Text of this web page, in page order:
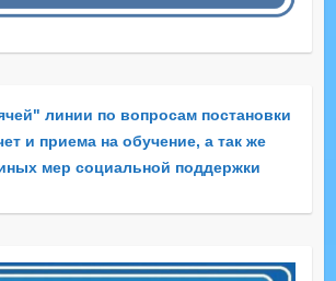
линии по вопросам постановки
и приема на обучение, а так же
мер социальной поддержки